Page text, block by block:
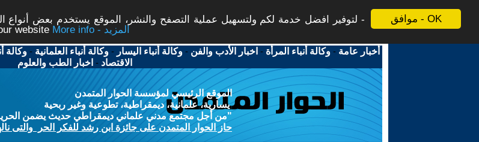
موافق - OK
لتوفير افضل خدمة لكم ولتسهيل عملية التصفح والنشر، الموقع يستخدم بعض أنواع
website
More info - المزيد
أخبار عامة -وكالة أنباء المرأة - اخبار الأدب والفن -وكالة أنباء اليسار -وكالة أنباء العلمانية -وكالة
الاقتصاد - اخبار الطب والعلوم
الموقع الرئيسي لمؤسسة الحوار المتمدن
يسارية، علمانية، ديمقراطية، تطوعية وغير ربحية
"من أجل مجتمع مدني علماني ديمقراطي حديث يضمن الحرية
حاز الحوار المتمدن على جائزة ابن رشد للفكر الحر والتى